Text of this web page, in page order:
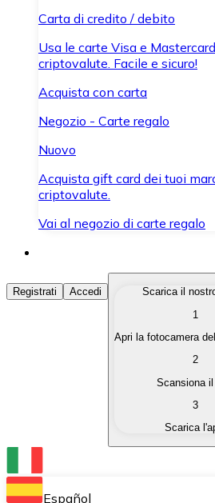
Carta di credito / debito
Usa le carte Visa e
criptovalute. Facile e sicuro!
Acquista con carta
Negozio - Carte regalo
Nuovo
Acquista gift card dei tuoi
criptovalute.
Vai al negozio di carte regalo
Acquista Criptovalute
Acquista le criptovalute che
Converti le tue criptovalute
Scambia una criptovaluta
Conserva le tue cripto in un
Registrati Accedi
Scarica il
1
Apri la fotocamera
2
Scansiona il
3
Scarica
Español